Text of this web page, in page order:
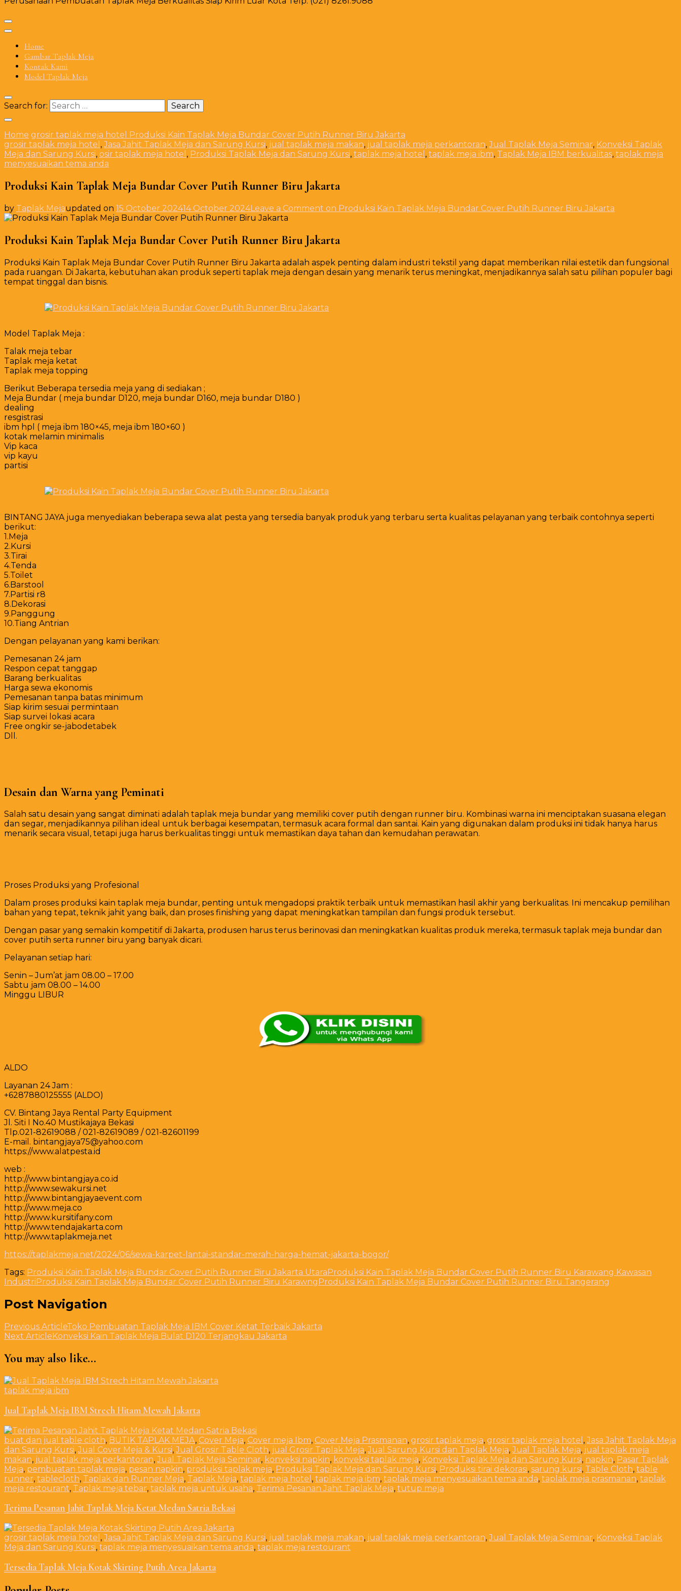
Home
Gambar Taplak Meja
Kontak Kami
Model Taplak Meja
Search for:
Home grosir taplak meja hotel Produksi Kain Taplak Meja Bundar Cover Putih Runner Biru Jakarta
grosir taplak meja hotel ,Jasa Jahit Taplak Meja dan Sarung Kursi, jual taplak meja makan, jual taplak meja perkantoran,Jual Taplak Meja Seminar, Konveksi Taplak
Meja dan Sarung Kursi, osir taplak meja hotel , Produksi Taplak Meja dan Sarung Kursi, taplak meja hotel , taplak meja ibm, Taplak Meja IBM berkualitas, taplak meja
menyesuaikan tema anda
Produksi Kain Taplak Meja Bundar Cover Putih Runner Biru Jakarta
by Taplak Mejaupdated on 15 October 202414 October 2024Leave a Comment on Produksi Kain Taplak Meja Bundar Cover Putih Runner Biru Jakarta
Produksi Kain Taplak Meja Bundar Cover Putih Runner Biru Jakarta
Produksi Kain Taplak Meja Bundar Cover Putih Runner Biru Jakarta adalah aspek penting dalam industri tekstil yang dapat memberikan nilai estetik dan fungsional
pada ruangan. Di Jakarta, kebutuhan akan produk seperti taplak meja dengan desain yang menarik terus meningkat, menjadikannya salah satu pilihan populer bagi
tempat tinggal dan bisnis.
Model Taplak Meja :
Talak meja tebar
Taplak meja ketat
Taplak meja topping
Berikut Beberapa tersedia meja yang di sediakan ;
Meja Bundar ( meja bundar D120, meja bundar D160, meja bundar D180 )
dealing
resgistrasi
ibm hpl ( meja ibm 180×45, meja ibm 180×60 )
kotak melamin minimalis
Vip kaca
vip kayu
partisi
BINTANG JAYA juga menyediakan beberapa sewa alat pesta yang tersedia banyak produk yang terbaru serta kualitas pelayanan yang terbaik contohnya seperti
berikut:
1.Meja
2.Kursi
3.Tirai
4.Tenda
5.Toilet
6.Barstool
7.Partisi r8
8.Dekorasi
9.Panggung
10.Tiang Antrian
Dengan pelayanan yang kami berikan:
Pemesanan 24 jam
Respon cepat tanggap
Barang berkualitas
Harga sewa ekonomis
Pemesanan tanpa batas minimum
Siap kirim sesuai permintaan
Siap survei lokasi acara
Free ongkir se-jabodetabek
Dll.
Desain dan Warna yang Peminati
Salah satu desain yang sangat diminati adalah taplak meja bundar yang memiliki cover putih dengan runner biru. Kombinasi warna ini menciptakan suasana elegan
dan segar, menjadikannya pilihan ideal untuk berbagai kesempatan, termasuk acara formal dan santai. Kain yang digunakan dalam produksi ini tidak hanya harus
menarik secara visual, tetapi juga harus berkualitas tinggi untuk memastikan daya tahan dan kemudahan perawatan.
Proses Produksi yang Profesional
Dalam proses produksi kain taplak meja bundar, penting untuk mengadopsi praktik terbaik untuk memastikan hasil akhir yang berkualitas. Ini mencakup pemilihan
bahan yang tepat, teknik jahit yang baik, dan proses finishing yang dapat meningkatkan tampilan dan fungsi produk tersebut.
Dengan pasar yang semakin kompetitif di Jakarta, produsen harus terus berinovasi dan meningkatkan kualitas produk mereka, termasuk taplak meja bundar dan
cover putih serta runner biru yang banyak dicari.
Pelayanan setiap hari:
Senin – Jum’at jam 08.00 – 17.00
Sabtu jam 08.00 – 14.00
Minggu LIBUR
ALDO
Layanan 24 Jam :
+6287880125555 (ALDO)
CV. Bintang Jaya Rental Party Equipment
Jl. Siti I No.40 Mustikajaya Bekasi
Tlp.021-82619088 / 021-82619089 / 021-82601199
E-mail. bintangjaya75@yahoo.com
https://www.alatpesta.id
web :
http://www.bintangjaya.co.id
http://www.sewakursi.net
http://www.bintangjayaevent.com
http://www.meja.co
http://www.kursitifany.com
http://www.tendajakarta.com
http://www.taplakmeja.net
https://taplakmeja.net/2024/06/sewa-karpet-lantai-standar-merah-harga-hemat-jakarta-bogor/
Tags: Produksi Kain Taplak Meja Bundar Cover Putih Runner Biru Jakarta Utara Produksi Kain Taplak Meja Bundar Cover Putih Runner Biru Karawang Kawasan
Industri Produksi Kain Taplak Meja Bundar Cover Putih Runner Biru Karawng Produksi Kain Taplak Meja Bundar Cover Putih Runner Biru Tangerang
Post Navigation
Previous ArticleToko Pembuatan Taplak Meja IBM Cover Ketat Terbaik Jakarta
Next Article Konveksi Kain Taplak Meja Bulat D120 Terjangkau Jakarta
You may also like...
taplak meja ibm
Jual Taplak Meja IBM Strech Hitam Mewah Jakarta
buat dan jual table cloth, BUTIK TAPLAK MEJA, Cover Meja, Cover meja Ibm, Cover Meja Prasmanan, grosir taplak meja, grosir taplak meja hotel ,Jasa Jahit Taplak Meja
dan Sarung Kursi,Jual Cover Meja & Kursi,Jual Grosir Table Cloth, jual Grosir Taplak Meja,Jual Sarung Kursi dan Taplak Meja,Jual Taplak Meja, jual taplak meja
makan, jual taplak meja perkantoran,Jual Taplak Meja Seminar, konveksi napkin, konveksi taplak meja, Konveksi Taplak Meja dan Sarung Kursi, napkin, Pasar Taplak
Meja, pembuatan taplak meja, pesan napkin, produksi taplak meja, Produksi Taplak Meja dan Sarung Kursi, Produksi tirai dekorasi, sarung kursi, Table Cloth, table
runner, tablecloth, Taplak dan Runner Meja, Taplak Meja, taplak meja hotel , taplak meja ibm, taplak meja menyesuaikan tema anda, taplak meja prasmanan, taplak
meja restourant, Taplak meja tebar, taplak meja untuk usaha, Terima Pesanan Jahit Taplak Meja, tutup meja
Terima Pesanan Jahit Taplak Meja Ketat Medan Satria Bekasi
grosir taplak meja hotel ,Jasa Jahit Taplak Meja dan Sarung Kursi, jual taplak meja makan, jual taplak meja perkantoran,Jual Taplak Meja Seminar, Konveksi Taplak
Meja dan Sarung Kursi, taplak meja menyesuaikan tema anda, taplak meja restourant
Tersedia Taplak Meja Kotak Skirting Putih Area Jakarta